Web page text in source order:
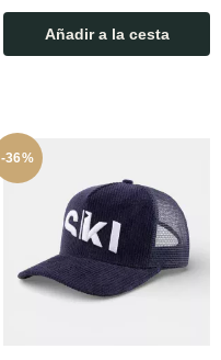
Añadir a la cesta
-36%